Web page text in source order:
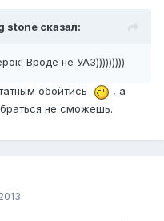
stone сказал:
Вроде не УАЗ)))))))))
обойтись
, а
не сможешь.